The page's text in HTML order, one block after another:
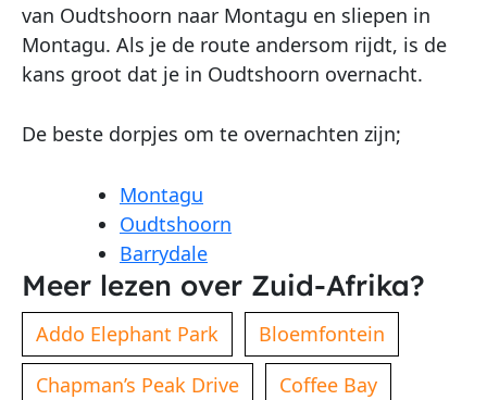
van Oudtshoorn naar Montagu en sliepen in
Montagu. Als je de route andersom rijdt, is de
kans groot dat je in Oudtshoorn overnacht.
De beste dorpjes om te overnachten zijn;
Montagu
Oudtshoorn
Barrydale
Meer lezen over Zuid-Afrika?
Addo Elephant Park
Bloemfontein
Chapman’s Peak Drive
Coffee Bay